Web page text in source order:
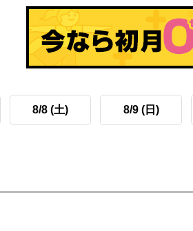
8/8 (土) 8/9 (日)